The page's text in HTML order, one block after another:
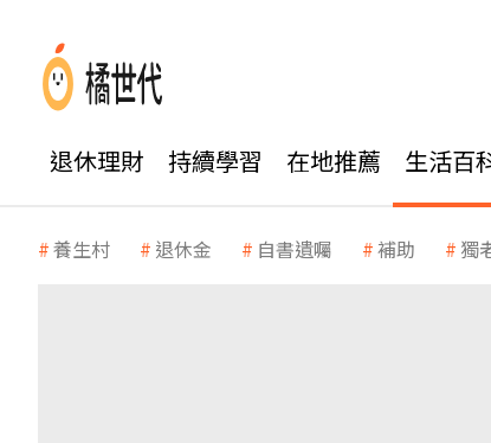
退休理財 持續學習 在地推薦 生活百
養生村 退休金 自書遺囑 補助 獨